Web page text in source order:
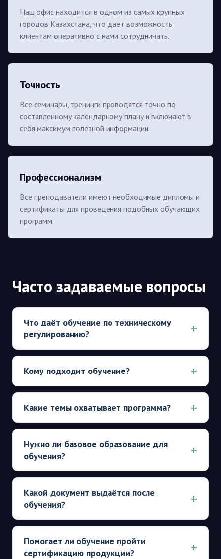
Наш офис находится в одном из самых крупных
городов Казахстана, что дает возможность
клиентам оперативно с нами сотрудничать.
Точность
Все семинары, тренинги проводятся точно по
составленному календарному плану и включают в
себя максимум полезной информации.
Профессионализм
Все преподаватели имеют необходимые дипломы и
сертификаты для проведения подобных обучающих
программ.
Часто задаваемые вопросы
Что даёт обучение по техническому
регулированию?
Кому подходит обучение?
Какие темы охватывает программа?
Нужно ли базовое образование для
обучения?
Какой документ выдаётся после
обучения?
Помогает ли обучение пройти
сертификацию продукции?